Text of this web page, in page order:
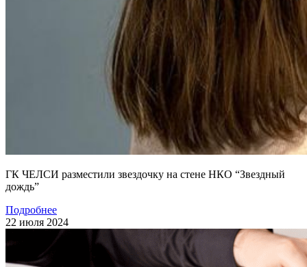
ГК ЧЕЛСИ разместили звездочку на стене НКО “Звездный
дождь”
Подробнее
22 июля 2024